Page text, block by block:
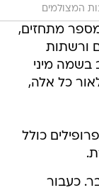
המצולמים
מספר מתחזים,
ורשתות
בשמה מיני
כל אלה,
כולל
כעבור